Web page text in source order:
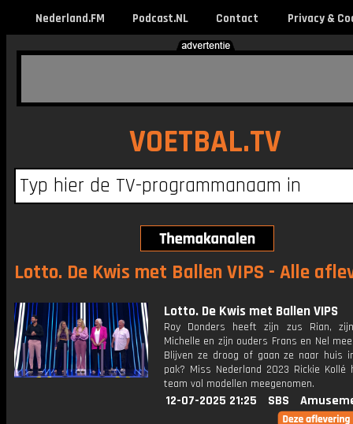
Nederland.FM Podcast.NL Contact Privacy &
VOETBAL.TV
Lotto. De Kwis met Ballen VIPS - Alle
Lotto. De Kwis met Ballen VIPS
Roy Donders heeft zijn zus Rian,
Michelle en zijn ouders Frans en Nel
Blijven ze droog of gaan ze naar huis
pak? Miss Nederland 2023 Rickie Kollé
team vol modellen meegenomen.
12-07-2025 21:25 SBS